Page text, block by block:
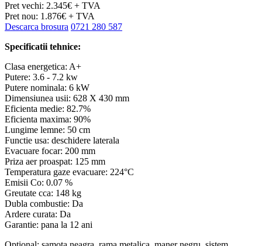
Pret vechi: 2.345€ + TVA
Pret nou: 1.876€ + TVA
Descarca brosura 0721 280 587
Specificatii tehnice:
Clasa energetica: A+
Putere: 3.6 - 7.2 kw
Putere nominala: 6 kW
Dimensiunea usii: 628 X 430 mm
Eficienta medie: 82.7%
Eficienta maxima: 90%
Lungime lemne: 50 cm
Functie usa: deschidere laterala
Evacuare focar: 200 mm
Priza aer proaspat: 125 mm
Temperatura gaze evacuare: 224°C
Emisii Co: 0.07 %
Greutate cca: 148 kg
Dubla combustie: Da
Ardere curata: Da
Garantie: pana la 12 ani